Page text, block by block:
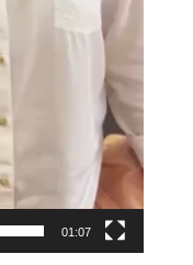
01:07